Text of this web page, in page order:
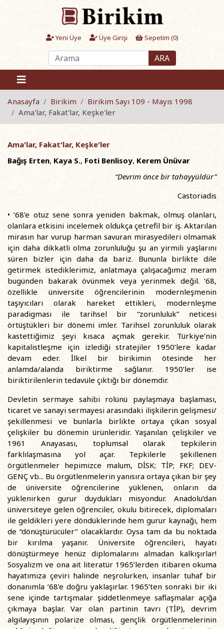
Yeni Üye Üye Girişi Sepetim (0)
ARA
Anasayfa Birikim
Birikim Sayı 109 - Mayıs 1998
Ama'lar, Fakat'lar, Keşke'ler
Ama'lar, Fakat'lar, Keşke'ler
Bağış Erten, Kaya S., Foti Benlisoy, Kerem Ünüvar
“Devrim önce bir tahayyüldür”
Castoriadis
• ’68’e otuz sene sonra yeniden bakmak, olmuş olanları,
olanlara etkisini incelemek oldukça çetrefil bir iş. Aktarılan
mirasın har vurup harman savuran mirasyedileri olmamak
için daha dikkatli olma zorunluluğu şu an yirmili yaşlarını
süren bizler için daha da bariz. Bununla birlikte dile
getirmek istediklerimiz, anlatmaya çalışacağımız meram
bugünden bakarak övünmek veya yerinmek değil. ’68,
özellikle üniversite öğrencilerinin modernleşmenin
taşıyıcıları olarak hareket ettikleri, modernleşme
paradigması ile tarihsel bir “zorunluluk” neticesi
örtüştükleri bir dönemi imler. Tarihsel zorunluluk olarak
kastettiğimiz şeyi kısaca açmak gerekir. Türkiye’nin
kapitalistleşme için izlediği stratejiler 1950’lere kadar
devam eder. İlkel bir birikimin ötesinde her
anlamda/alanda biriktirme sağlanır. 1950’ler ise
biriktirilenlerin tedavüle çıktığı bir dönemdir.
Devletin sermaye sahibi rolünü paylaşmaya başlaması,
ticaret ve sanayi sermayesi arasındaki ilişkilerin gelişmesi/
şekillenmesi ve bunlarla birlikte ortaya çıkan sosyal
çelişkiler bu dönemin ürünleridir. Yaşanılan çelişkiler ve
1961 Anayasası, toplumsal olarak tepkilerin
farklılaşmasına yol açar. Tepkilerle şekillenen
örgütlenmeler hepimizce malum, DİSK; TİP; FKF; DEV-
GENÇ vb... Bu örgütlenmelerin yanısıra ortaya çıkan bir şey
de üniversite öğrencilerine yüklenen, onların da
yüklenirken gurur duydukları misyondur. Anadolu’dan
üniversiteye gelen öğrenciler, okulu bitirecek, diplomaları
ile geldikleri yere döndüklerinde hem gurur kaynağı, hem
de “dönüştürücüler” olacaklardır. Oysa tam da bu noktada
bir kırılma yaşanır. Üniversite öğrencileri, hayatı
dönüştürmeye henüz diplomalarını almadan kalkışırlar!
Sosyalizm ve ona ait literatür 1965’lerden itibaren okuma
hayatımıza çeviri halinde neşrolurken, insanlar tuhaf bir
donanımla ’68’e doğru yaklaşırlar. 1965’ten sonraki bir iki
sene içinde tartışmalar şiddetlenmeye saflaşmalar açığa
çıkmaya başlar. Var olan partinin tavrı (TİP), devrim
algılayışının polarize olması, gençlik örgütlenmelerinin